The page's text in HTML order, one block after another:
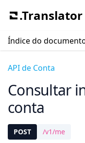
.Translator
Índice do
API de Conta
Consultar
conta
POST /v1/me